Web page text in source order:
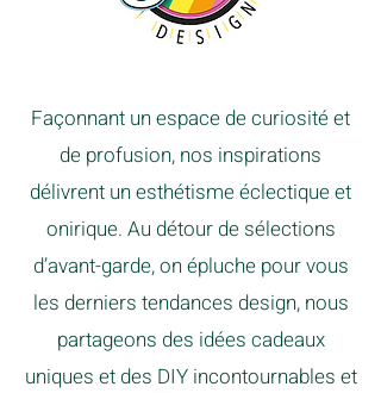
Façonnant un espace de curiosité et
de profusion, nos inspirations
délivrent un esthétisme éclectique et
onirique. Au détour de sélections
d’avant-garde, on épluche pour vous
les derniers tendances design, nous
partageons des idées cadeaux
uniques et des DIY incontournables et